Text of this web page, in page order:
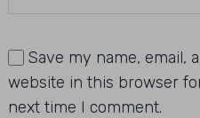
Save my name, email,
website in this browser
next time I comment.